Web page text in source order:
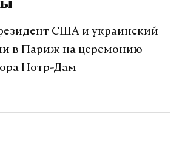
США и украинский
в Париж на церемонию
Нотр-Дам